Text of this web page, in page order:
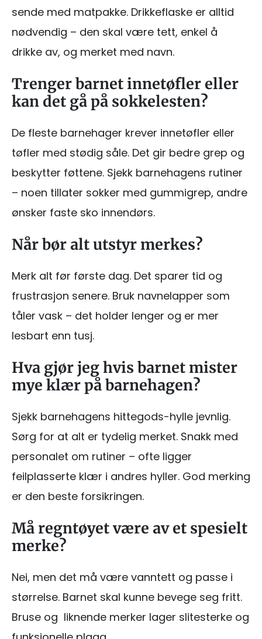
sende med matpakke. Drikkeflaske er alltid
nødvendig – den skal være tett, enkel å
drikke av, og merket med navn.
Trenger barnet innetøfler eller
kan det gå på sokkelesten?
De fleste barnehager krever innetøfler eller
tøfler med stødig såle. Det gir bedre grep og
beskytter føttene. Sjekk barnehagens rutiner
– noen tillater sokker med gummigrep, andre
ønsker faste sko innendørs.
Når bør alt utstyr merkes?
Merk alt før første dag. Det sparer tid og
frustrasjon senere. Bruk navnelapper som
tåler vask – det holder lenger og er mer
lesbart enn tusj.
Hva gjør jeg hvis barnet mister
mye klær på barnehagen?
Sjekk barnehagens hittegods-hylle jevnlig.
Sørg for at alt er tydelig merket. Snakk med
personalet om rutiner – ofte ligger
feilplasserte klær i andres hyller. God merking
er den beste forsikringen.
Må regntøyet være av et spesielt
merke?
Nei, men det må være vanntett og passe i
størrelse. Barnet skal kunne bevege seg fritt.
Bruse og liknende merker lager slitesterke og